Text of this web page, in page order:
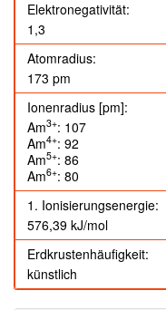
Elektronegativität:
1,3
Atomradius:
173 pm
Ionenradius [pm]:
Am3+: 107
Am4+: 92
Am5+: 86
Am6+: 80
1. Ionisierungsenergie:
576,39 kJ/mol
Erdkrustenhäufigkeit:
künstlich